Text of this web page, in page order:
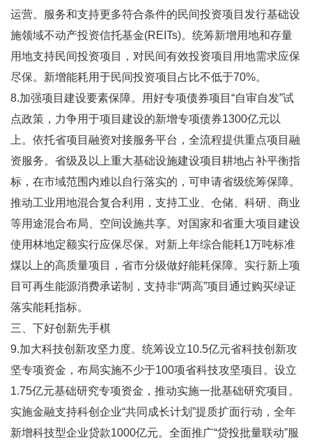
运营。服务和支持更多符合条件的民间投资项目发行基础设
施领域不动产投资信托基金(REITs)。统筹新增用地和存量
用地支持民间投资项目，对民间有效投资项目用地需求应保
尽保。新增能耗用于民间投资项目占比不低于70%。
8.加强项目建设要素保障。用好专项债券项目“自审自发”试
点政策，力争用于项目建设的新增专项债券1300亿元以
上。依托省项目融资对接服务平台，全流程提供重点项目融
资服务。省级及以上重大基础设施建设项目耕地占补平衡指
标，在市域范围内难以自行落实的，可申请省级统筹保障。
推动工业用地混合复合利用，支持工业、仓储、科研、商业
等用途混合布局、空间设施共享。对国家和省重大项目建设
使用林地定额实行应保尽保。对新上年综合能耗1万吨标准
煤以上的高质量项目，省市分级做好能耗保障。实行新上项
目可再生能源消费承诺制，支持非“两高”项目通过购买绿证
落实能耗指标。
三、下好创新先手棋
9.加大科技创新攻坚力度。统筹设立10.5亿元省科技创新攻
坚专项资金，布局实施不少于100项省科技攻坚项目。设立
1.75亿元基础研究专项资金，推动实施一批基础研究项目。
实施金融支持科创企业“共同成长计划”提质扩面行动，全年
新增科技型企业贷款1000亿元。全面推广“贷投批量联动”服